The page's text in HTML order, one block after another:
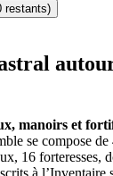
restants)
manoirs et
se compose
16 forteresses,